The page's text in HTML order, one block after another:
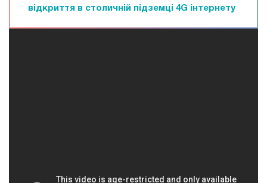
відкриття в столичній підземці 4G інтернету